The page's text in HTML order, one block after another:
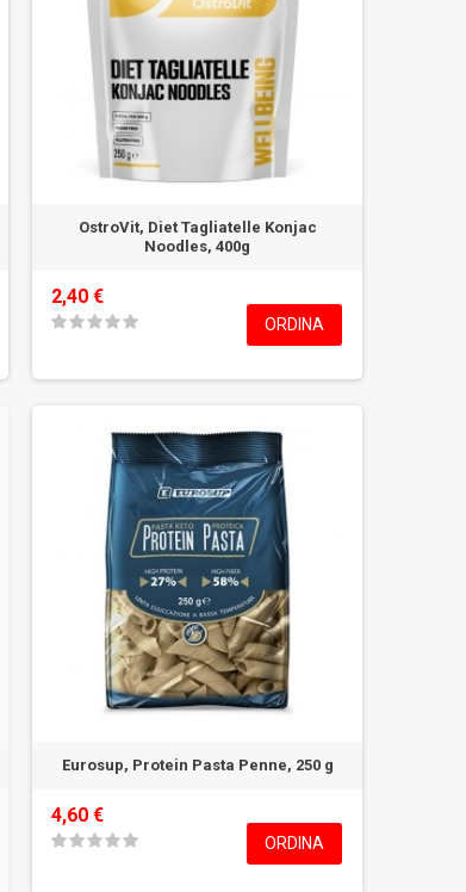
OstroVit, Diet Tagliatelle Konjac
Noodles, 400g
2,40 €
ORDINA
Eurosup, Protein Pasta Penne, 250 g
4,60 €
ORDINA